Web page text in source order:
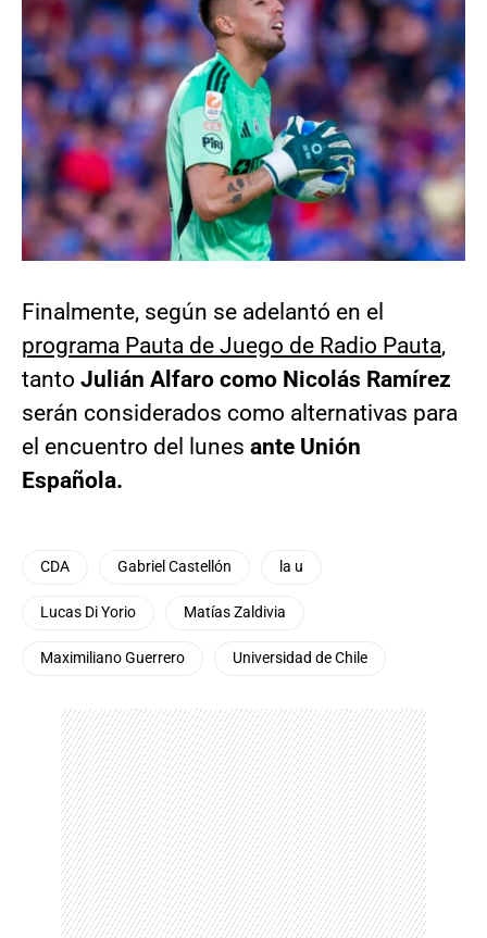
Finalmente, según se adelantó en el
programa Pauta de Juego de Radio Pauta,
tanto Julián Alfaro como Nicolás Ramírez
serán considerados como alternativas para
el encuentro del lunes ante Unión
Española.
CDA Gabriel Castellón la u
Lucas Di Yorio Matías Zaldivia
Maximiliano Guerrero Universidad de Chile